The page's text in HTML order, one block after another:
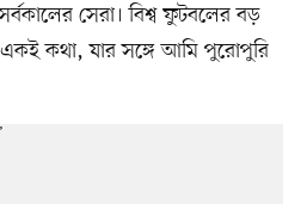
সেরা। বিশ্ব ফুটবলের বড়
কথা, যার সঙ্গে আমি পুরোপুরি